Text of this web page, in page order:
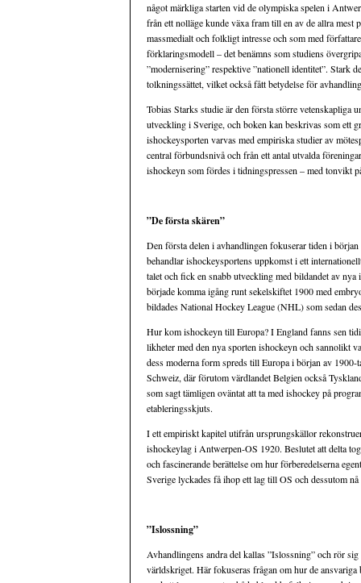
något märkliga starten vid de olympiska spelen i
från ett nolläge kunde växa fram till en av de allra mest
massmedialt och folkligt intresse och som med
förklaringsmodell – det benämns som studiens
”modernisering” respektive ”nationell identitet”. Stark
tolkningssättet, vilket också fått betydelse för
Tobias Starks studie är den första större vetenskapliga
utveckling i Sverige, och boken kan beskrivas som ett
ishockeysporten varvas med empiriska studier av
central förbundsnivå och från ett antal utvalda
ishockeyn som fördes i tidningspressen – med tonvikt
”De första skären”
Den första delen i avhandlingen fokuserar tiden i
behandlar ishockeysportens uppkomst i ett
talet och fick en snabb utveckling med bildandet av
började komma igång runt sekelskiftet 1900 med
bildades National Hockey League (NHL) som sedan
Hur kom ishockeyn till Europa? I England fanns sen
likheter med den nya sporten ishockeyn och sannolikt
dess moderna form spreds till Europa i början av
Schweiz, där förutom värdlandet Belgien också
som sagt tämligen oväntat att ta med ishockey på
etableringsskjuts.
I ett empiriskt kapitel utifrån ursprungskällor
ishockeylag i Antwerpen-OS 1920. Beslutet att delta
och fascinerande berättelse om hur förberedelserna
Sverige lyckades få ihop ett lag till OS och dessutom
”Islossning”
Avhandlingens andra del kallas ”Islossning” och rör
världskriget. Här fokuseras frågan om hur de